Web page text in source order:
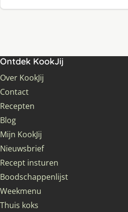
Ontdek KookJij
Over KookJij
Contact
Recepten
Blog
Mijn KookJij
Nieuwsbrief
Recept insturen
Boodschappenlijst
Weekmenu
Thuis koks